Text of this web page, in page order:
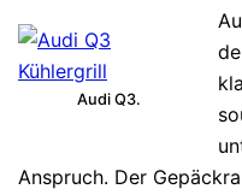
Audi Q3.
Anspruch. Der